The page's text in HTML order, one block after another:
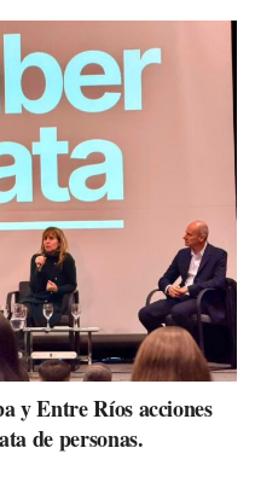
y Entre Ríos acciones
de personas.